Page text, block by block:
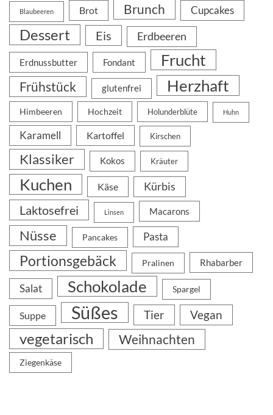
Blaubeeren Brot Brunch Cupcakes
Dessert Eis Erdbeeren
Erdnussbutter Fondant Frucht
Frühstück glutenfrei Herzhaft
Himbeeren Hochzeit Holunderblüte Huhn
Karamell Kartoffel Kirschen
Klassiker Kokos Kräuter
Kuchen Käse Kürbis
Laktosefrei Linsen Macarons
Nüsse Pancakes Pasta
Portionsgebäck Pralinen Rhabarber
Salat Schokolade Spargel
Suppe Süßes Tier Vegan
vegetarisch Weihnachten
Ziegenkäse